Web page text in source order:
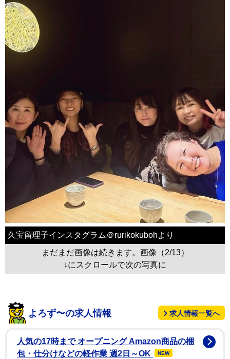
久宝留理子インスタグラム＠rurikokubohより
まだまだ画像は続きます。画像（2/13）
↓にスクロールで次の写真に
よろず〜の求人情報 求人情報一覧へ
人気の17時まで オープニング Amazon商品の梱
包・仕分けなどの軽作業 週2日～OK
NEW